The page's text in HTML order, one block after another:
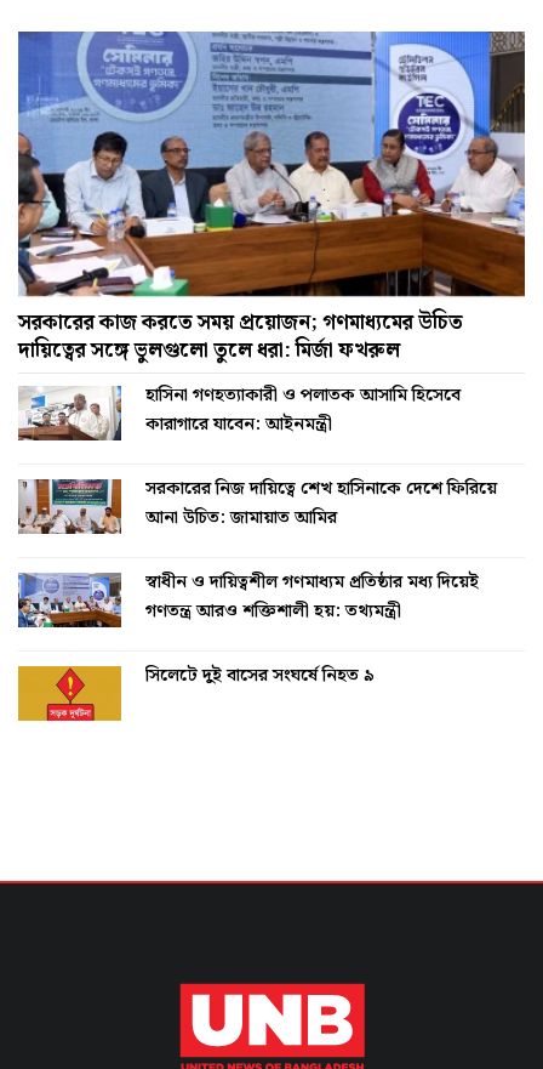
সরকারের কাজ করতে সময় প্রয়োজন; গণমাধ্যমের উচিত
দায়িত্বের সঙ্গে ভুলগুলো তুলে ধরা: মির্জা ফখরুল
হাসিনা গণহত্যাকারী ও পলাতক আসামি হিসেবে
কারাগারে যাবেন: আইনমন্ত্রী
সরকারের নিজ দায়িত্বে শেখ হাসিনাকে দেশে ফিরিয়ে
আনা উচিত: জামায়াত আমির
স্বাধীন ও দায়িত্বশীল গণমাধ্যম প্রতিষ্ঠার মধ্য দিয়েই
গণতন্ত্র আরও শক্তিশালী হয়: তথ্যমন্ত্রী
সিলেটে দুই বাসের সংঘর্ষে নিহত ৯